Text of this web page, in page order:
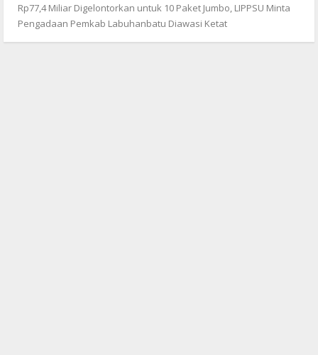
Rp77,4 Miliar Digelontorkan untuk 10 Paket Jumbo, LIPPSU Minta
Pengadaan Pemkab Labuhanbatu Diawasi Ketat